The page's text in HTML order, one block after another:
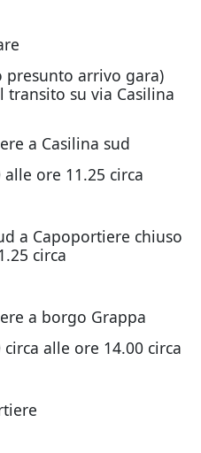
presunto arrivo gara)
transito su via Casilina
a Casilina sud
ore 11.25 circa
a Capoportiere chiuso
circa
a borgo Grappa
alle ore 14.00 circa